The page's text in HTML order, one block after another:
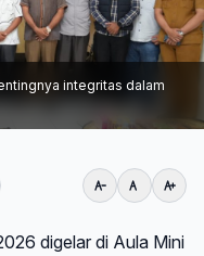
integritas dalam
digelar di Aula Mini